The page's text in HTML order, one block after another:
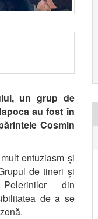
, un grup de
au fost în
Cosmin
entuziasm și
de tineri și
din
de a se